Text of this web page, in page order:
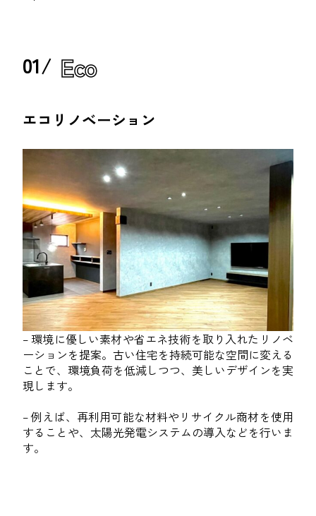
01/ Eco
エコリノベーション
– 環境に優しい素材や省エネ技術を取り入れたリノベ
ーションを提案。古い住宅を持続可能な空間に変える
ことで、環境負荷を低減しつつ、美しいデザインを実
現します。
– 例えば、再利用可能な材料やリサイクル商材を使用
することや、太陽光発電システムの導入などを行いま
す。